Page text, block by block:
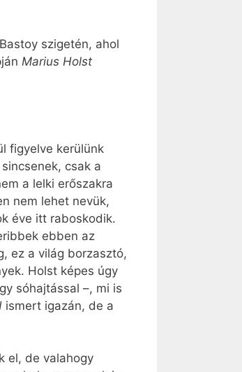
szigetén, ahol
Marius Holst
figyelve kerülünk
csak a
a lelki erőszakra
nem lehet nevük,
éve itt raboskodik.
ebben az
ez a világ borzasztó,
Holst képes úgy
sóhajtással –, mi is
ismert igazán, de a
el, de valahogy